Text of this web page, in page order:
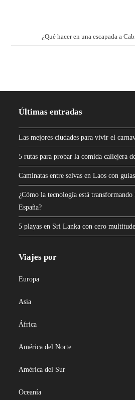
¿Qué hacer en una escapada a
Últimas entradas
Las mejores ciudades para vivir el
5 rutas para probar la comida callejera
Caminatas entre selvas en Laos con
¿Cómo la tecnología está
España?
5 playas en Sri Lanka con cero
Viajes por
Europa
Asia
África
América del Norte
América del Sur
Oceanía